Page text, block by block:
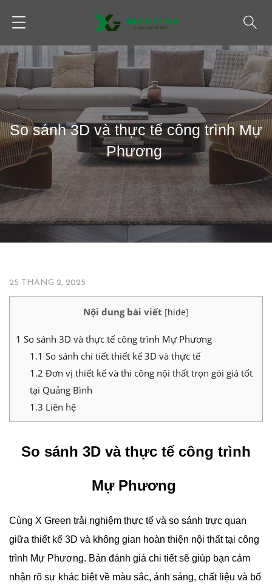
So sánh 3D và thực tế công trình Mự
Phương
SO SÁNH ẢNH 3D VÀ THỰC TẾ
25 THÁNG 2, 2025
Nội dung bài viết [hide]
1 So sánh 3D và thực tế công trình Mự Phương
1.1 So sánh chi tiết thiết kế 3D và thực tế
1.2 Đơn vị thiết kế và thi công nội thất trọn gói giá tốt
tại Quảng Bình
1.3 Liên hệ
So sánh 3D và thực tế công trình
Mự Phương
Cùng X Green trải nghiệm thực tế và so sánh trực quan
giữa thiết kế 3D và không gian hoàn thiện nội thất tại công
trình Mự Phương. Bản đánh giá chi tiết sẽ giúp bạn cảm
nhận rõ sự khác biệt về màu sắc, ánh sáng, chất liệu và bố